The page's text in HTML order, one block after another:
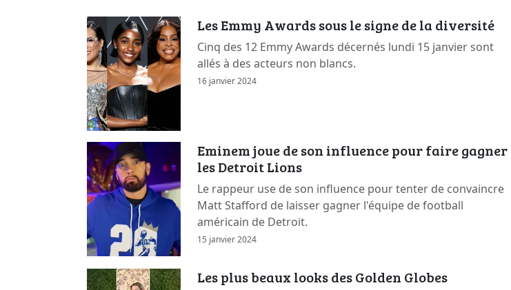
Les Emmy Awards sous le signe de la diversité
Cinq des 12 Emmy Awards décernés lundi 15 janvier sont
allés à des acteurs non blancs.
16 janvier 2024
Eminem joue de son influence pour faire gagner
les Detroit Lions
Le rappeur use de son influence pour tenter de convaincre
Matt Stafford de laisser gagner l'équipe de football
américain de Detroit.
15 janvier 2024
Les plus beaux looks des Golden Globes